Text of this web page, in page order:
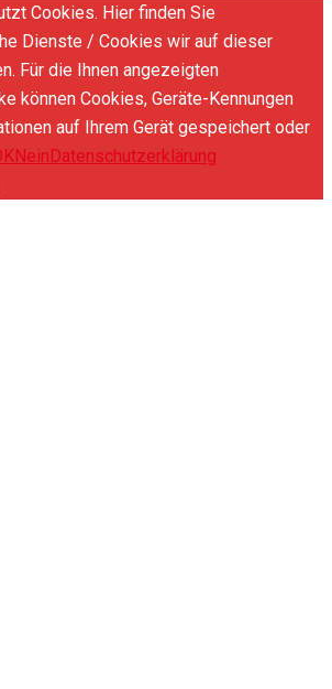
Cookies. Hier finden Sie
Dienste / Cookies wir auf dieser
Für die Ihnen angezeigten
können Cookies, Geräte-Kennungen
auf Ihrem Gerät gespeichert oder
NeinDatenschutzerklärung